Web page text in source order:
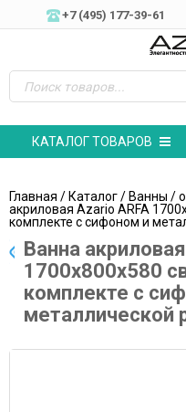
+7 (495) 177-39-61
КАТАЛОГ ТОВАРОВ
Главная /Каталог/Ванны /
акриловая Azario ARFA
комплекте с сифоном и
Ванна
1700х800х580
комплекте с
металлической